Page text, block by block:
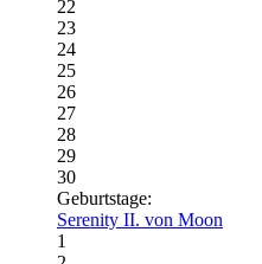
22
23
24
25
26
27
28
29
30
Geburtstage:
Serenity II. von Moon
1